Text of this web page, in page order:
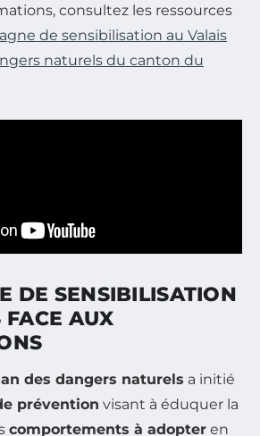
consultez les ressources
de sensibilisation au Valais
naturels du canton du
DE SENSIBILISATION
AUX
des dangers naturels a initié
prévention visant à éduquer la
comportements à adopter en